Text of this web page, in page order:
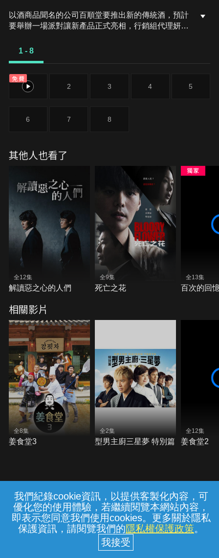
我們紀錄cookie資訊，以提供客製化內容，可
優化您的使用體驗，若繼續閱覽本網站內容，
即表示您同意我們使用cookies。更多關於隱私
保護資訊，請閱覽我們的隱私權保護政策。
以酒商品聞名的公司百順堂要推出新的傳統酒，預計
要舉辦一場派對讓新產品正式亮相，行銷組代理妍雅
必須在有限的時間內找到與他們合作的公司。智由找
酒的餐廳和百順堂的新產品合作…
1 - 8
免費
1 2 3 4 5
6 7 8
其他人也看了
全12集
解讀惡之心的人們
全9集
死亡之花
全13集
百次的回
相關影片
全8集
姜食堂3
全2集
型男主廚三星夢 特別篇
全12集
姜食堂2
常見問題 線上客服 服務條款 隱私權保護
中華電信股份有限公司個人家庭分公司
(統一編號：96979949) © 2026
{{notifyMsg}}